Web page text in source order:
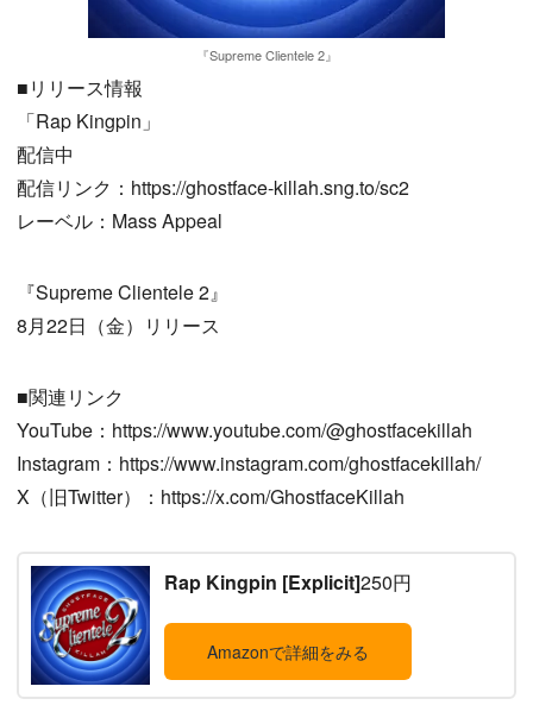
『Supreme Clientele 2』
■リリース情報
「Rap Kingpin」
配信中
配信リンク：https://ghostface-killah.sng.to/sc2
レーベル：Mass Appeal
『Supreme Clientele 2』
8月22日（金）リリース
■関連リンク
YouTube：https://www.youtube.com/@ghostfacekillah
Instagram：https://www.instagram.com/ghostfacekillah/
X（旧Twitter）：https://x.com/GhostfaceKillah
Rap Kingpin [Explicit]250円
Amazonで詳細をみる